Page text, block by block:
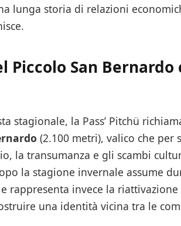
lunga storia di relazioni
Piccolo San
stagionale, la Pass’ Pitchü
(2.100 metri), valico che
la transumanza e gli scambi
la stagione invernale assume
e rappresenta invece la
una identità vicina tra le